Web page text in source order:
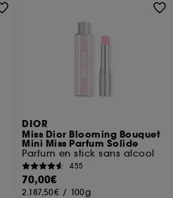
DIOR
Miss Dior Blooming Bouquet
Mini Miss Parfum Solide
Parfum en stick sans alcool
455
70,00€
2.187,50€ / 100g